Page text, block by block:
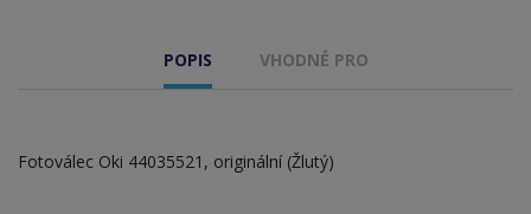
POPIS VHODNÉ PRO
Fotoválec Oki 44035521, originální (Žlutý)